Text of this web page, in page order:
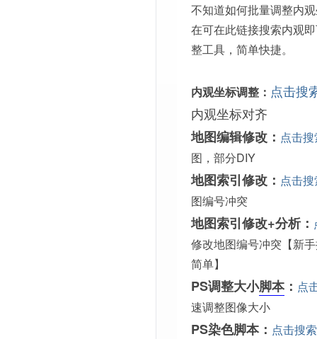
不知道如何批量调整内
在可在此链接搜索内观
整工具，简单快捷。
内观坐标调整： 点击搜
内观坐标对齐
地图编辑修改： 点击
图，部分DIY
地图索引修改： 点击
图编号冲突
地图索引修改+分析：
修改地图编号冲突【新
简单】
PS调整大小脚本： 点
速调整图像大小
PS染色脚本： 点击搜索